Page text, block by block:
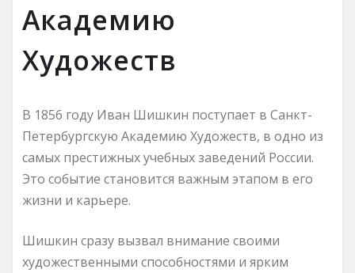
Академию
Художеств
В 1856 году Иван Шишкин поступает в Санкт-
Петербургскую Академию Художеств, в одно из
самых престижных учебных заведений России.
Это событие становится важным этапом в его
жизни и карьере.
Шишкин сразу вызвал внимание своими
художественными способностями и ярким